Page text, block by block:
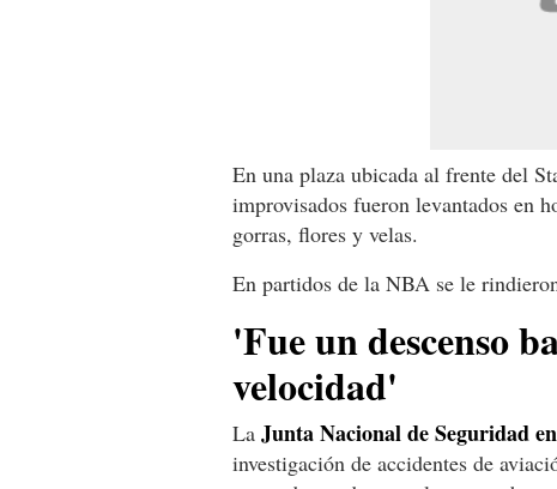
En una plaza ubicada al frente del
improvisados fueron levantados en
gorras, flores y velas.
En partidos de la NBA se le
'Fue un descenso
velocidad'
La Junta Nacional de Seguridad
investigación de accidentes de